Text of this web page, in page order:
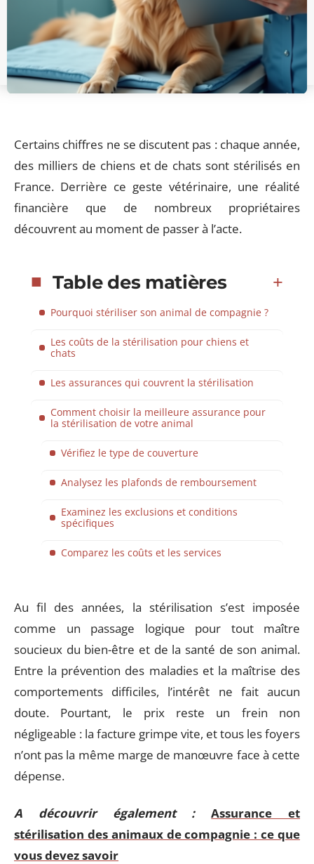
Certains chiffres ne se discutent pas : chaque année,
des milliers de chiens et de chats sont stérilisés en
France. Derrière ce geste vétérinaire, une réalité
financière que de nombreux propriétaires
découvrent au moment de passer à l’acte.
Table des matières
Pourquoi stériliser son animal de compagnie ?
Les coûts de la stérilisation pour chiens et
chats
Les assurances qui couvrent la stérilisation
Comment choisir la meilleure assurance pour
la stérilisation de votre animal
Vérifiez le type de couverture
Analysez les plafonds de remboursement
Examinez les exclusions et conditions
spécifiques
Comparez les coûts et les services
Au fil des années, la stérilisation s’est imposée
comme un passage logique pour tout maître
soucieux du bien-être et de la santé de son animal.
Entre la prévention des maladies et la maîtrise des
comportements difficiles, l’intérêt ne fait aucun
doute. Pourtant, le prix reste un frein non
négligeable : la facture grimpe vite, et tous les foyers
n’ont pas la même marge de manœuvre face à cette
dépense.
A découvrir également :
Assurance et
stérilisation des animaux de compagnie : ce que
vous devez savoir